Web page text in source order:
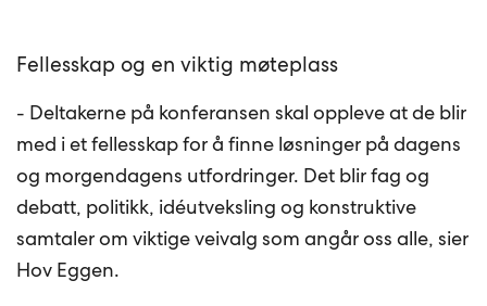
Fellesskap og en viktig møteplass
- Deltakerne på konferansen skal oppleve at de blir
med i et fellesskap for å finne løsninger på dagens
og morgendagens utfordringer. Det blir fag og
debatt, politikk, idéutveksling og konstruktive
samtaler om viktige veivalg som angår oss alle, sier
Hov Eggen.